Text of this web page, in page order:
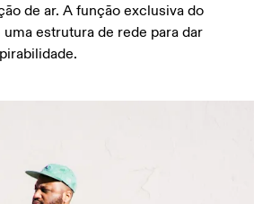
de ar. A função exclusiva do
estrutura de rede para dar